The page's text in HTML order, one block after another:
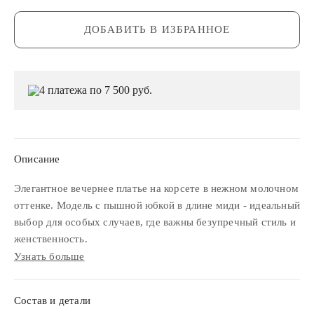
ДОБАВИТЬ В ИЗБРАННОЕ
4 платежа по 7 500 руб.
Описание
Элегантное вечернее платье на корсете в нежном молочном
оттенке. Модель с пышной юбкой в длине миди - идеальный
выбор для особых случаев, где важны безупречный стиль и
женственность.
Узнать больше
Состав и детали